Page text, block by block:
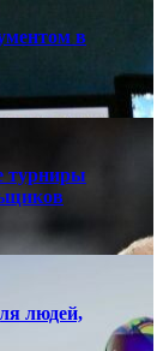
в
турниры
людей,